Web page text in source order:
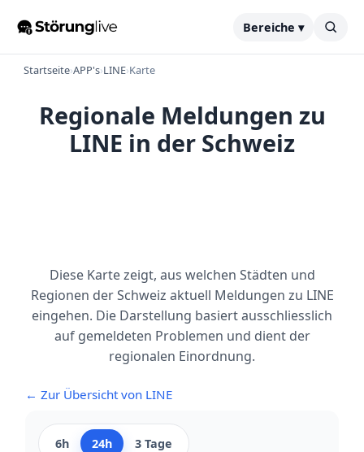
Bereiche ▾
Startseite›APP's›LINE›Karte
Regionale Meldungen zu
LINE in der Schweiz
Diese Karte zeigt, aus welchen Städten und
Regionen der Schweiz aktuell Meldungen zu LINE
eingehen. Die Darstellung basiert ausschliesslich
auf gemeldeten Problemen und dient der
regionalen Einordnung.
← Zur Übersicht von LINE
6h 24h
3 Tage